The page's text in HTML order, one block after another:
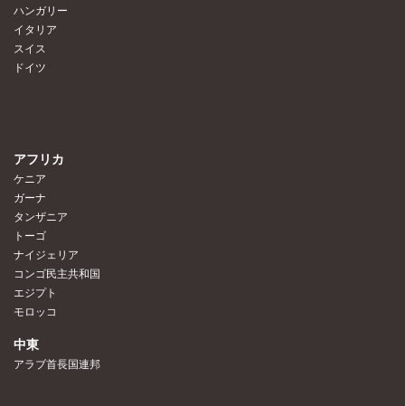
ハンガリー
イタリア
スイス
ドイツ
アフリカ
ケニア
ガーナ
タンザニア
トーゴ
ナイジェリア
コンゴ民主共和国
エジプト
モロッコ
中東
アラブ首長国連邦